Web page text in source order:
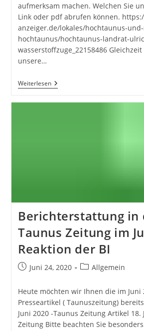
aufmerksam machen. Welchen Sie
Link oder pdf abrufen können.
anzeiger.de/lokales/hochtaunus-
hochtaunus/hochtaunus-landrat-
wasserstoffzuge_22158486
unsere…
WeiterlesenStellungnahme
–
Berichterstattung in
Taunus Zeitung im
Reaktion der BI
BeitragJuni 24, 2020
Beitrags-
Allgemein
Heute möchten wir Ihnen die im Juni
Presseartikel ( Taunuszeitung)
Juni 2020 -Taunus Zeitung Artikel 18.
Zeitung Bitte beachten Sie